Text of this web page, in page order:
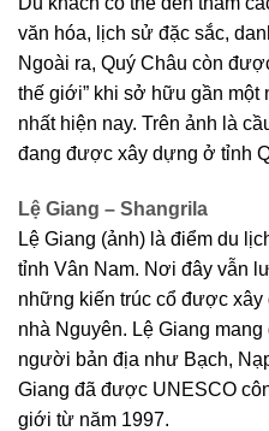
văn hóa, lịch sử đặc sắc,
Ngoài ra, Quý Châu còn
thế giới” khi sở hữu gần một
nhất hiện nay. Trên ảnh là
đang được xây dựng ở tỉnh
Lệ Giang – Shangrila
Lệ Giang (ảnh) là điểm du
tỉnh Vân Nam. Nơi đây vẫn
những kiến trúc cổ được
nhà Nguyên. Lệ Giang
người bản địa như Bạch,
Giang đã được UNESCO
giới từ năm 1997.